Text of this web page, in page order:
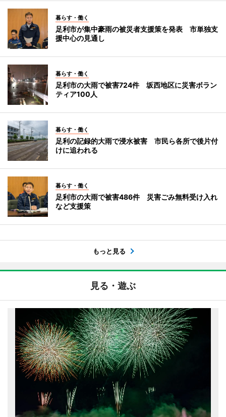
暮らす・働く
足利市が集中豪雨の被災者支援策を発表 市単独支
援中心の見通し
暮らす・働く
足利市の大雨で被害724件 坂西地区に災害ボラン
ティア100人
暮らす・働く
足利の記録的大雨で浸水被害 市民ら各所で後片付
けに追われる
暮らす・働く
足利市の大雨で被害486件 災害ごみ無料受け入れ
など支援策
もっと見る
見る・遊ぶ